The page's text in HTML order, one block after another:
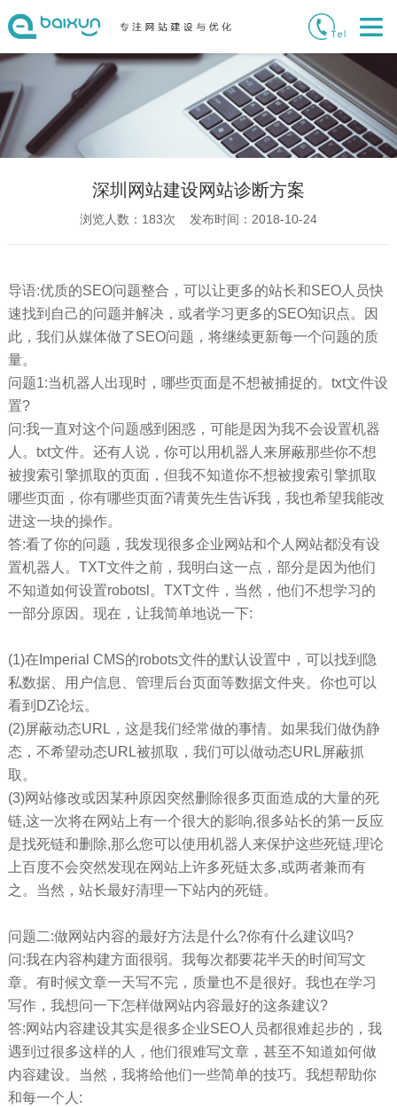
深圳网站建设网站诊断方案
浏览人数： 183次 发布时间：2018-10-24
导语:优质的SEO问题整合，可以让更多的站长和SEO人员快
速找到自己的问题并解决，或者学习更多的SEO知识点。因
此，我们从媒体做了SEO问题，将继续更新每一个问题的质
量。
问题1:当机器人出现时，哪些页面是不想被捕捉的。txt文件设
置?
问:我一直对这个问题感到困惑，可能是因为我不会设置机器
人。txt文件。还有人说，你可以用机器人来屏蔽那些你不想
被搜索引擎抓取的页面，但我不知道你不想被搜索引擎抓取
哪些页面，你有哪些页面?请黄先生告诉我，我也希望我能改
进这一块的操作。
答:看了你的问题，我发现很多企业网站和个人网站都没有设
置机器人。TXT文件之前，我明白这一点，部分是因为他们
不知道如何设置robotsl。TXT文件，当然，他们不想学习的
一部分原因。现在，让我简单地说一下:
(1)在Imperial CMS的robots文件的默认设置中，可以找到隐
私数据、用户信息、管理后台页面等数据文件夹。你也可以
看到DZ论坛。
(2)屏蔽动态URL，这是我们经常做的事情。如果我们做伪静
态，不希望动态URL被抓取，我们可以做动态URL屏蔽抓
取。
(3)网站修改或因某种原因突然删除很多页面造成的大量的死
链,这一次将在网站上有一个很大的影响,很多站长的第一反应
是找死链和删除,那么您可以使用机器人来保护这些死链,理论
上百度不会突然发现在网站上许多死链太多,或两者兼而有
之。当然，站长最好清理一下站内的死链。
问题二:做网站内容的最好方法是什么?你有什么建议吗?
问:我在内容构建方面很弱。我每次都要花半天的时间写文
章。有时候文章一天写不完，质量也不是很好。我也在学习
写作，我想问一下怎样做网站内容最好的这条建议?
答:网站内容建设其实是很多企业SEO人员都很难起步的，我
遇到过很多这样的人，他们很难写文章，甚至不知道如何做
内容建设。当然，我将给他们一些简单的技巧。我想帮助你
和每一个人: